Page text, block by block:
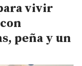
vivir
peña y un